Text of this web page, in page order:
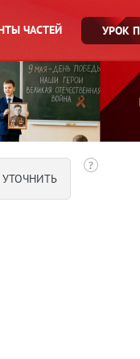
ЧАСТЕЙ УРОК
УТОЧНИТЬ